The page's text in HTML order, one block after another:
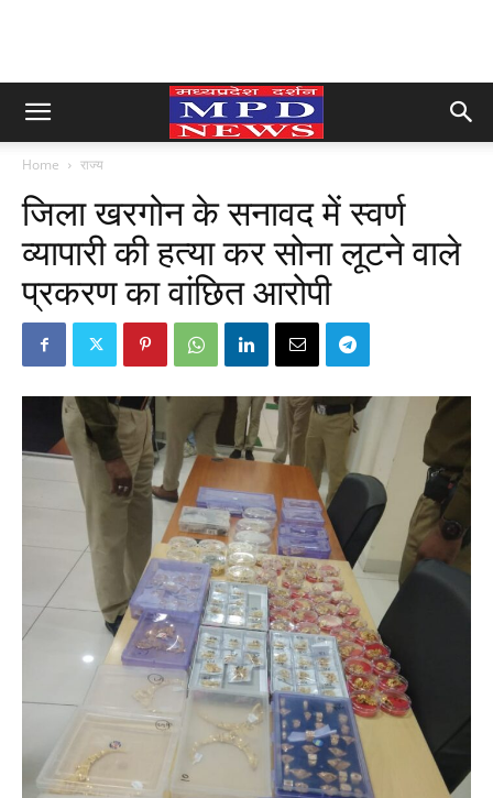
Home राज्य
जिला खरगोन के सनावद में स्वर्ण
व्यापारी की हत्या कर सोना लूटने वाले
प्रकरण का वांछित आरोपी